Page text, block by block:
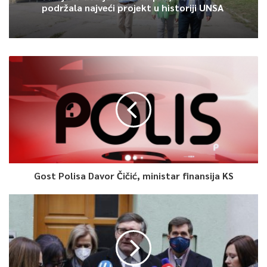
dvije osobe iz drugog domaćinstva ako neko od njih nije
vakcinisan, prema predloženim mjerama.
koronavirusom, jer ljudi provode više vremena u zatvorenom
prostoru tokom hladnijih mjeseci, a veliki dio stanovništva i
dalje je nevakcinisan.
0
Article Rating
podržala najveći projekt u historiji UNSA
Gost Polisa Davor Čičić, ministar finansija KS